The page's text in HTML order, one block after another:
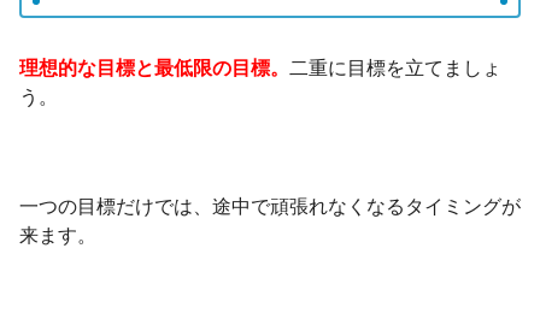
理想的な目標と最低限の目標。
二重に目標を立てましょ
う。
一つの目標だけでは、途中で頑張れなくなるタイミングが
来ます。